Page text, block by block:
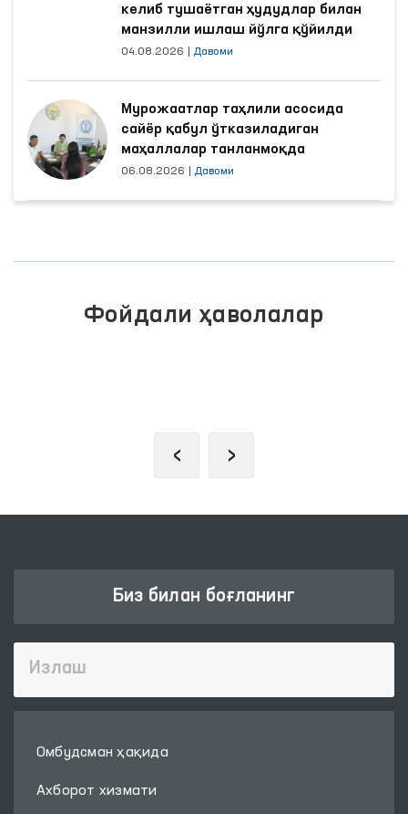
келиб тушаётган ҳудудлар билан
манзилли ишлаш йўлга қўйилди
04.08.2026 Давоми
Мурожаатлар таҳлили асосида
сайёр қабул ўтказиладиган
маҳаллалар танланмоқда
06.08.2026 Давоми
Фойдали ҳаволалар
‹ ›
Биз билан боғланинг
Омбудсман ҳақида
Ахборот хизмати